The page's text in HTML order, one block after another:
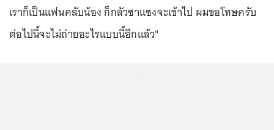
เราก็เป็นแฟนคลับน้อง ก็กลัวซาแซงจะเข้าไป ผมขอโทษครับ
ต่อไปนี้จะไม่ถ่ายอะไรแบบนี้อีกแล้ว"